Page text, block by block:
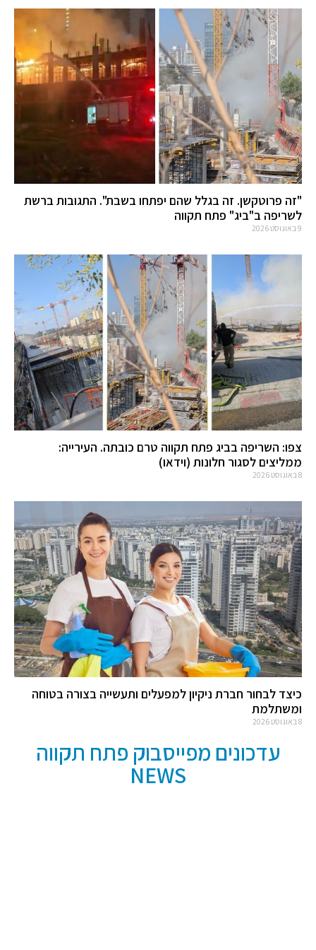
"זה פרוטקשן. זה בגלל שהם יפתחו בשבת". התגובות ברשת
לשריפה ב"ביג" פתח תקווה
9 באוגוסט 2026
צפו: השריפה בביג פתח תקווה טרם כובתה. העירייה:
ממליצים לסגור חלונות (וידאו)
8 באוגוסט 2026
כיצד לבחור חברת ניקיון למפעלים ותעשייה בצורה בטוחה
ומשתלמת
8 באוגוסט 2026
עדכונים מפייסבוק פתח תקווה
NEWS